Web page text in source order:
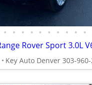
• • • • • • • • • •
Key Auto Denver 303-